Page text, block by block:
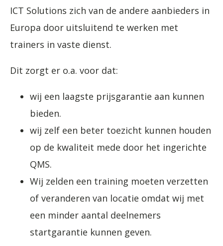
ICT Solutions zich van de andere aanbieders in
Europa door uitsluitend te werken met
trainers in vaste dienst.
Dit zorgt er o.a. voor dat:
wij een laagste prijsgarantie aan kunnen
bieden.
wij zelf een beter toezicht kunnen houden
op de kwaliteit mede door het ingerichte
QMS.
Wij zelden een training moeten verzetten
of veranderen van locatie omdat wij met
een minder aantal deelnemers
startgarantie kunnen geven.